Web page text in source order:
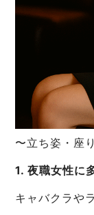
〜立ち姿・座
1. 夜職女性に
キャバクラや